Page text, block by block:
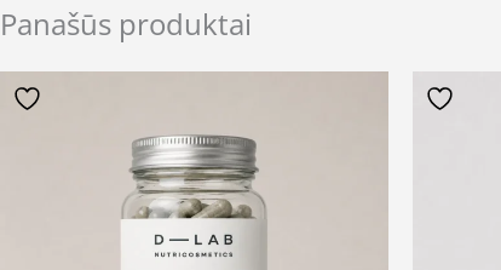
Panašūs produktai